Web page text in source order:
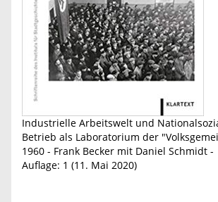
Industrielle Arbeitswelt und
Betrieb als Laboratorium der
1960 - Frank Becker mit Daniel Schmidt
Auflage: 1 (11. Mai 2020)